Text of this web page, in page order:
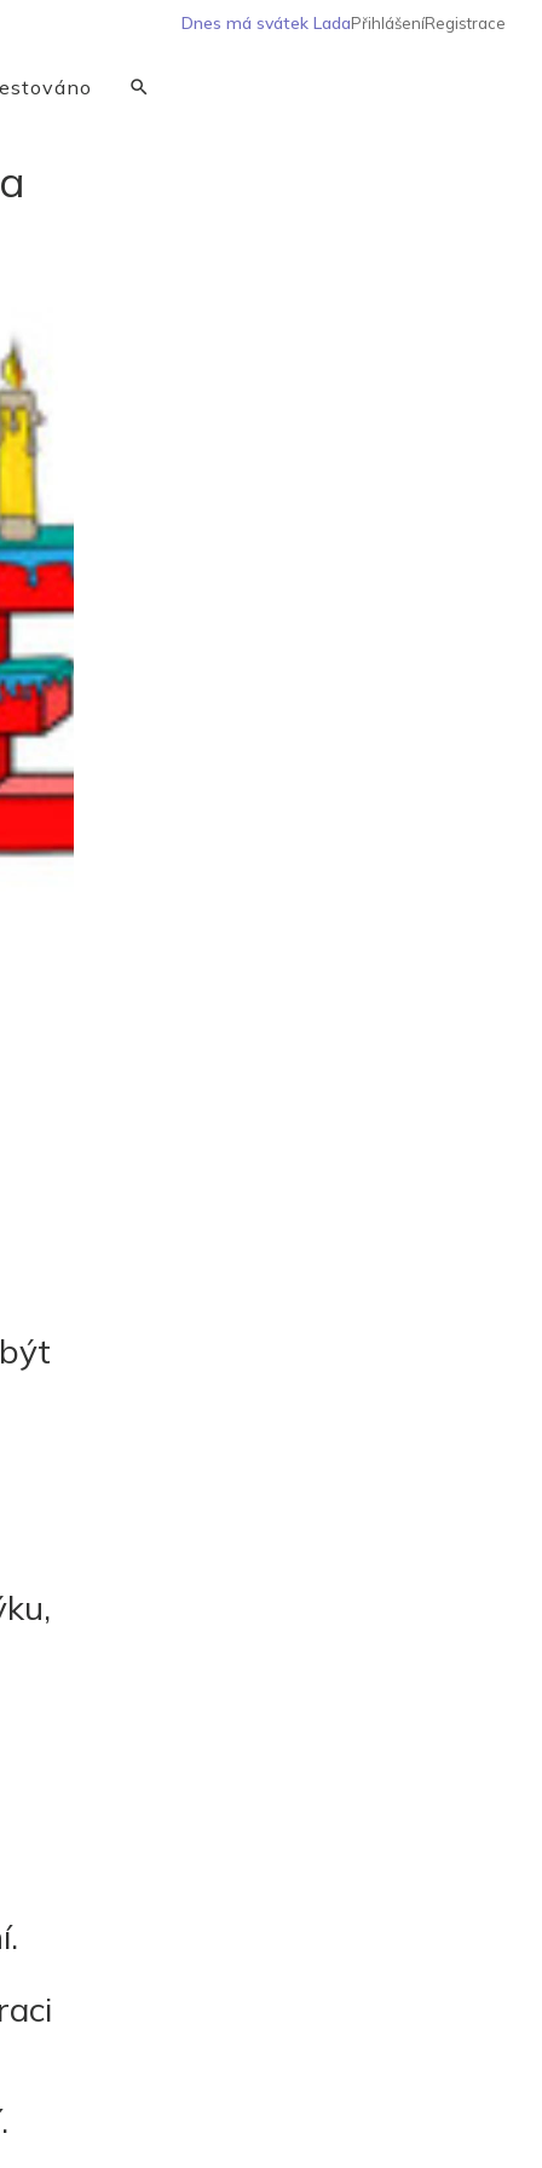
Dnes má svátek LadaPřihlášeníRegistrace